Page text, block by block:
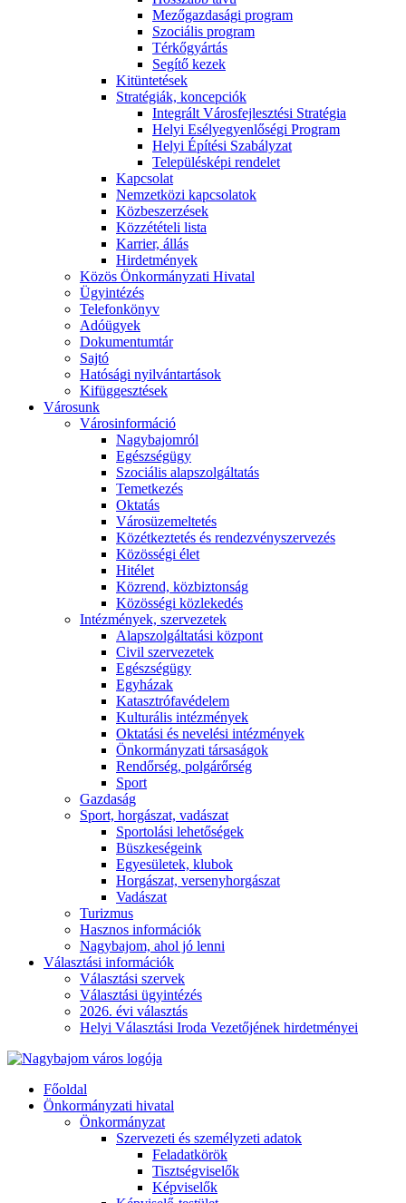
Mezőgazdasági program
Szociális program
Térkőgyártás
Segítő kezek
Kitüntetések
Stratégiák, koncepciók
Integrált Városfejlesztési Stratégia
Helyi Esélyegyenlőségi Program
Helyi Építési Szabályzat
Településképi rendelet
Kapcsolat
Nemzetközi kapcsolatok
Közbeszerzések
Közzétételi lista
Karrier, állás
Hirdetmények
Közös Önkormányzati Hivatal
Ügyintézés
Telefonkönyv
Adóügyek
Dokumentumtár
Sajtó
Hatósági nyilvántartások
Kifüggesztések
Városunk
Városinformáció
Nagybajomról
Egészségügy
Szociális alapszolgáltatás​
Temetkezés
Oktatás
Városüzemeltetés
Közétkeztetés és rendezvényszervezés
Közösségi élet​
Hitélet
Közrend, közbiztonság
Közösségi közlekedés
Intézmények, szervezetek
Alapszolgáltatási központ
Civil szervezetek
Egészségügy
Egyházak
Katasztrófavédelem
Kulturális intézmények
Oktatási és nevelési intézmények
Önkormányzati társaságok
Rendőrség, polgárőrség
Sport
Gazdaság
Sport, horgászat, vadászat
Sportolási lehetőségek
Büszkeségeink
Egyesületek, klubok
Horgászat, versenyhorgászat
Vadászat
Turizmus
Hasznos információk
Nagybajom, ahol jó lenni
Választási információk
Választási szervek
Választási ügyintézés
2026. évi választás
Helyi Választási Iroda Vezetőjének hirdetményei
Főoldal
Önkormányzati hivatal
Önkormányzat
Szervezeti és személyzeti adatok
Feladatkörök
Tisztségviselők
Képviselők